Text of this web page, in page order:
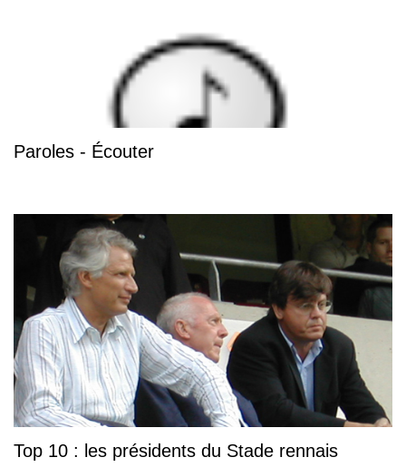
Paroles - Écouter
Top 10 : les présidents du Stade rennais